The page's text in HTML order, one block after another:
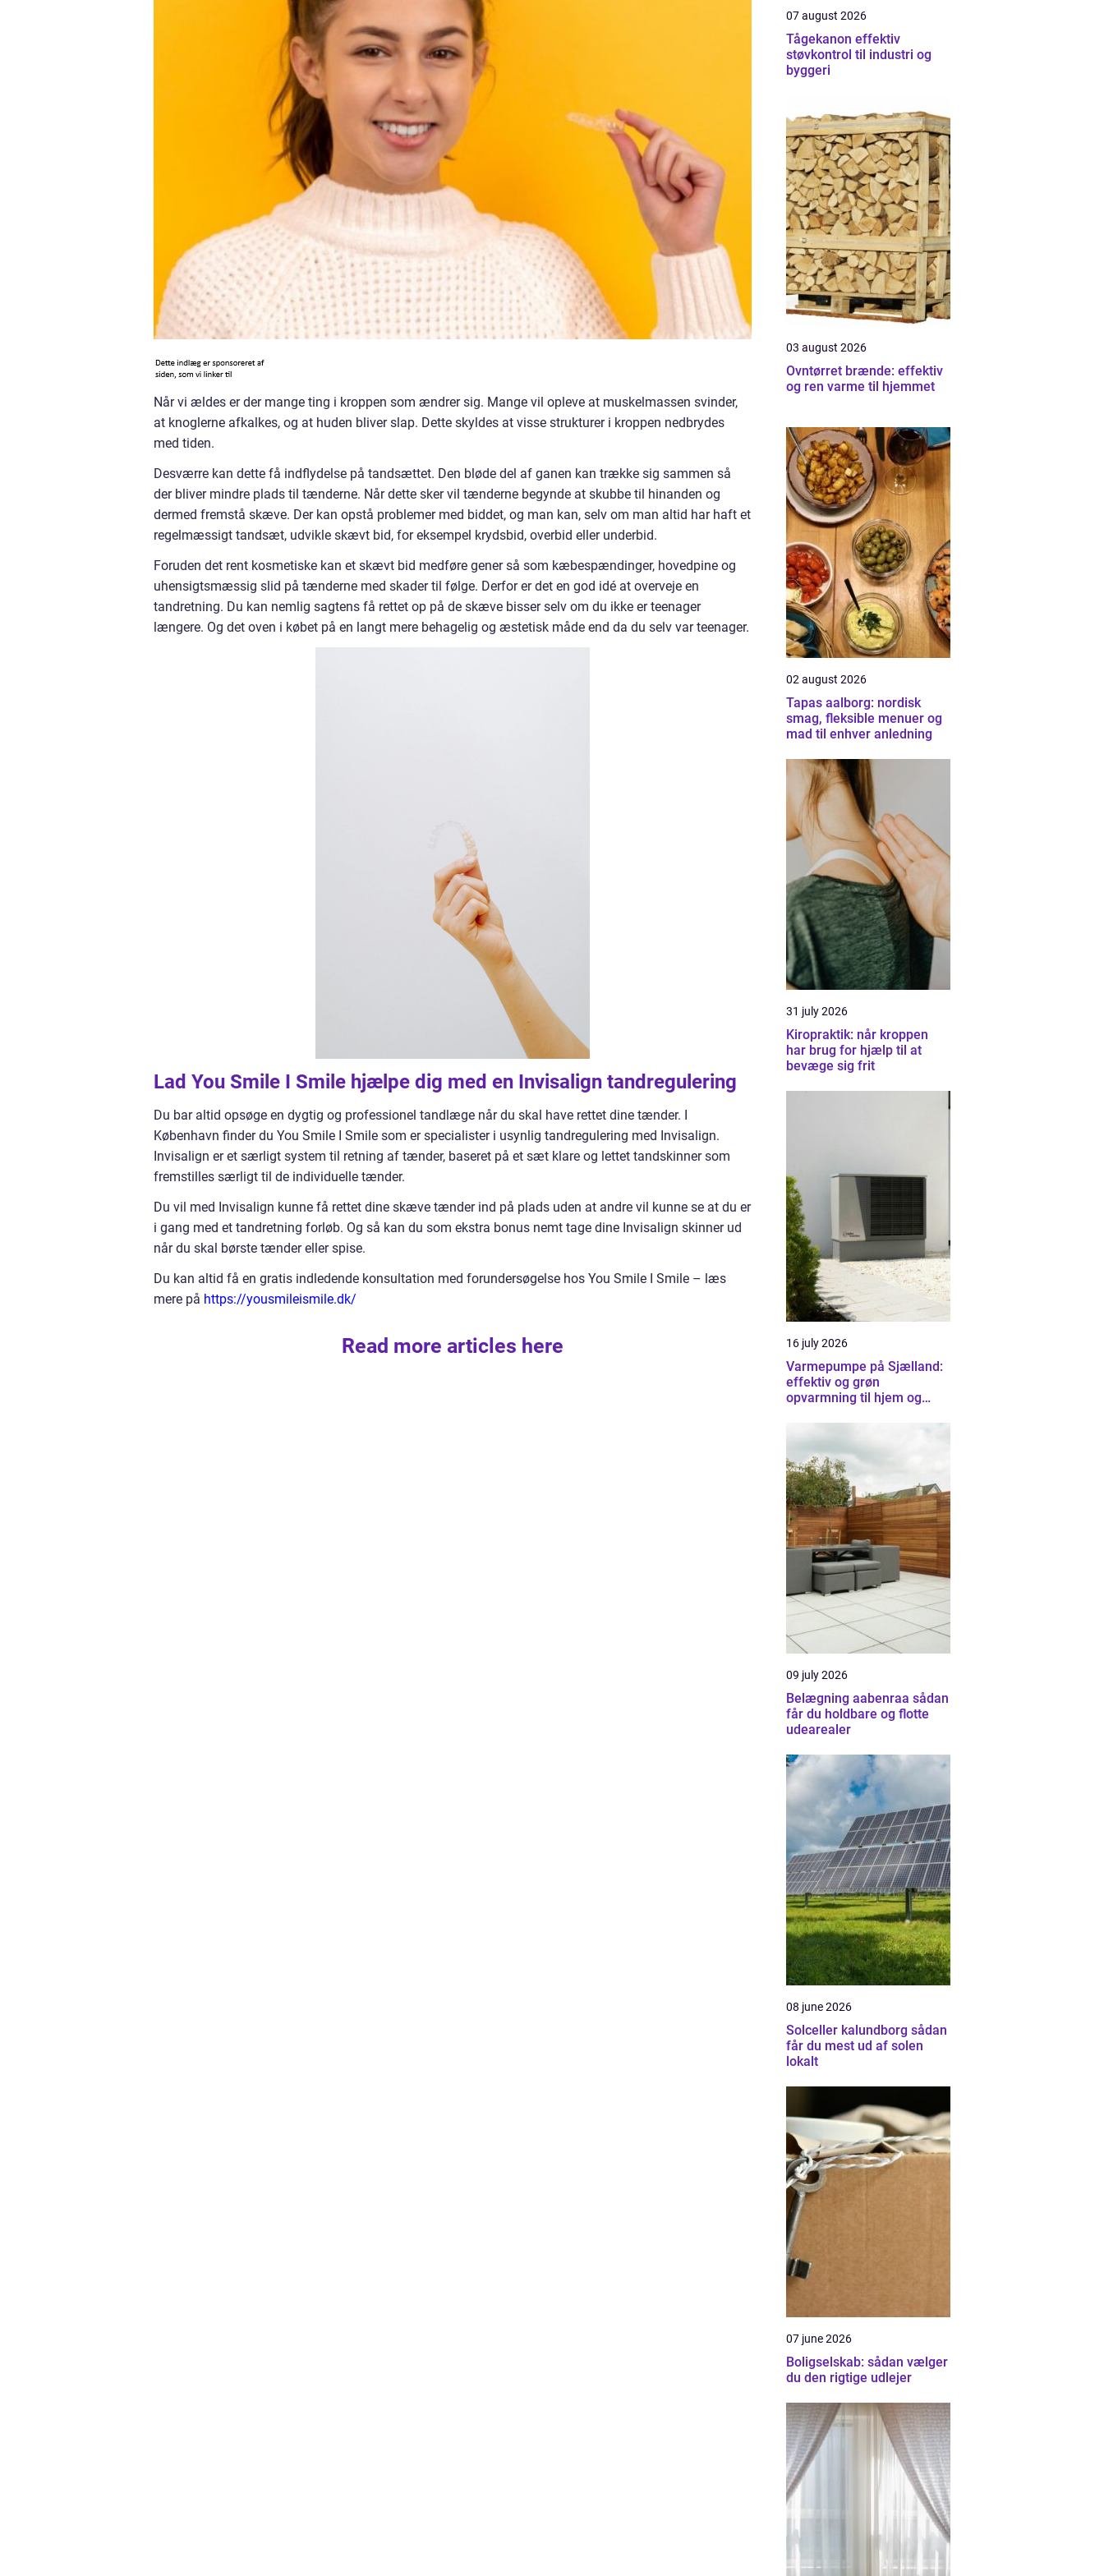
Når vi ældes er der mange ting i kroppen som ændrer sig. Mange vil opleve at muskelmassen svinder,
at knoglerne afkalkes, og at huden bliver slap. Dette skyldes at visse strukturer i kroppen nedbrydes
med tiden.
Desværre kan dette få indflydelse på tandsættet. Den bløde del af ganen kan trække sig sammen så
der bliver mindre plads til tænderne. Når dette sker vil tænderne begynde at skubbe til hinanden og
dermed fremstå skæve. Der kan opstå problemer med biddet, og man kan, selv om man altid har haft et
regelmæssigt tandsæt, udvikle skævt bid, for eksempel krydsbid, overbid eller underbid.
Foruden det rent kosmetiske kan et skævt bid medføre gener så som kæbespændinger, hovedpine og
uhensigtsmæssig slid på tænderne med skader til følge. Derfor er det en god idé at overveje en
tandretning. Du kan nemlig sagtens få rettet op på de skæve bisser selv om du ikke er teenager
længere. Og det oven i købet på en langt mere behagelig og æstetisk måde end da du selv var teenager.
Lad You Smile I Smile hjælpe dig med en Invisalign tandregulering
Du bar altid opsøge en dygtig og professionel tandlæge når du skal have rettet dine tænder. I
København finder du You Smile I Smile som er specialister i usynlig tandregulering med Invisalign.
Invisalign er et særligt system til retning af tænder, baseret på et sæt klare og lettet tandskinner som
fremstilles særligt til de individuelle tænder.
Du vil med Invisalign kunne få rettet dine skæve tænder ind på plads uden at andre vil kunne se at du er
i gang med et tandretning forløb. Og så kan du som ekstra bonus nemt tage dine Invisalign skinner ud
når du skal børste tænder eller spise.
Du kan altid få en gratis indledende konsultation med forundersøgelse hos You Smile I Smile – læs
mere på https://yousmileismile.dk/
Read more articles here
07 august 2026
Tågekanon effektiv
støvkontrol til industri og
byggeri
03 august 2026
Ovntørret brænde: effektiv
og ren varme til hjemmet
02 august 2026
Tapas aalborg: nordisk
smag, fleksible menuer og
mad til enhver anledning
31 july 2026
Kiropraktik: når kroppen
har brug for hjælp til at
bevæge sig frit
16 july 2026
Varmepumpe på Sjælland:
effektiv og grøn
opvarmning til hjem og
09 july 2026
Belægning aabenraa sådan
får du holdbare og flotte
udearealer
08 june 2026
Solceller kalundborg sådan
får du mest ud af solen
lokalt
07 june 2026
Boligselskab: sådan vælger
du den rigtige udlejer